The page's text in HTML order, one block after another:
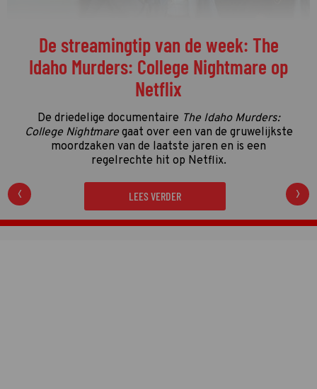
Welke programma's liggen momenteel
op kop in de vierde kwalificatieronde?
De vierde kwalificatieronde én de streamingronde
van de Gouden Televizier-Ring 2026 zijn in volle
gang. Tijd dus voor de eerste én enige tussenstand!
LEES VERDER